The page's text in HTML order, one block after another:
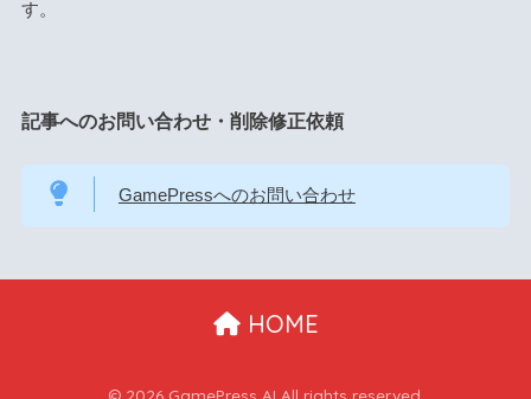
す。
記事へのお問い合わせ・削除修正依頼
GamePressへのお問い合わせ
HOME